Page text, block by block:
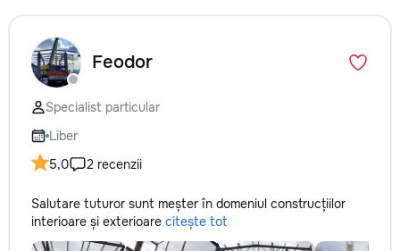
Feodor
Specialist particular
Liber
5,0
2 recenzii
Salutare tuturor sunt meșter în domeniul construcțiilor
interioare și exterioare citește tot